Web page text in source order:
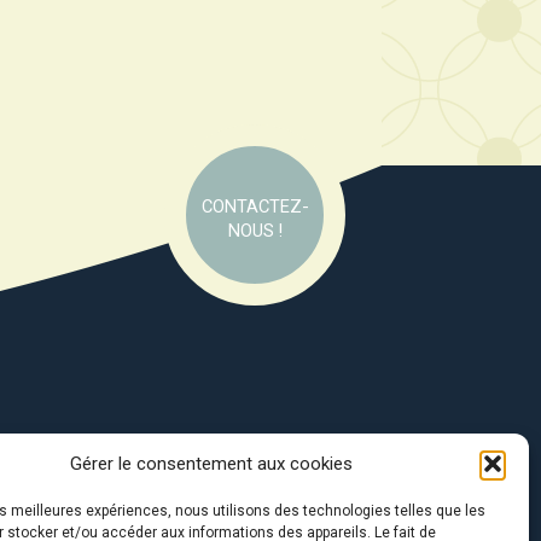
Gérer le consentement aux cookies
meilleures expériences, nous utilisons des technologies telles que les
stocker et/ou accéder aux informations des appareils. Le fait de
CONTACTEZ-
NOUS !
soutien de :